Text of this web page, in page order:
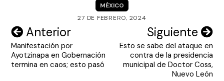
MÉXICO
27 DE FEBRERO, 2024
Navegación
de
entradas
Anterior
Manifestación por
Ayotzinapa en Gobernación
termina en caos; esto pasó
Siguiente
Esto se sabe del ataque en
contra de la presidencia
municipal de Doctor Coss,
Nuevo León